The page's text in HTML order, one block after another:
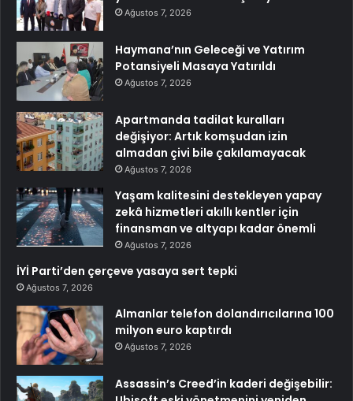
Ağustos 7, 2026
Haymana’nın Geleceği ve Yatırım
Potansiyeli Masaya Yatırıldı
Ağustos 7, 2026
Apartmanda tadilat kuralları
değişiyor: Artık komşudan izin
almadan çivi bile çakılamayacak
Ağustos 7, 2026
Yaşam kalitesini destekleyen yapay
zekâ hizmetleri akıllı kentler için
finansman ve altyapı kadar önemli
Ağustos 7, 2026
İYİ Parti’den çerçeve yasaya sert tepki
Ağustos 7, 2026
Almanlar telefon dolandırıcılarına 100
milyon euro kaptırdı
Ağustos 7, 2026
Assassin’s Creed’in kaderi değişebilir: